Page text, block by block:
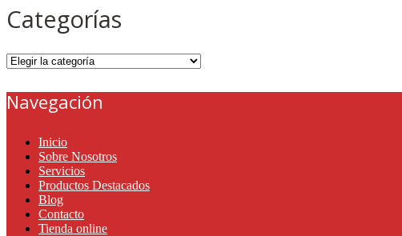
Categorías
Categorías
Navegación
Inicio
Sobre Nosotros
Servicios
Productos Destacados
Blog
Contacto
Tienda online